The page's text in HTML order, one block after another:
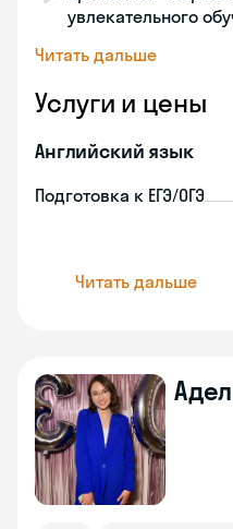
увлекательного
Читать дальше
Услуги и цены
Английский язык
Подготовка к ЕГЭ/ОГЭ
Читать дальше